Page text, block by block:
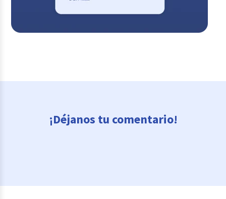
¡Déjanos tu comentario!